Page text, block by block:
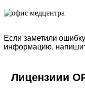
Если заметили
информацию,
Лицензиии